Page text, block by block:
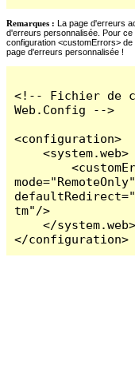
Remarques : La page d'erreurs
d'erreurs personnalisée. Pour
configuration <customErrors>
page d'erreurs personnalisée !
<!-- Fichier de
Web.Config -->
<configuration>
    <system.web>
        <customErrors
mode="RemoteOnly"
tm"/>
    </system.web>
</configuration>